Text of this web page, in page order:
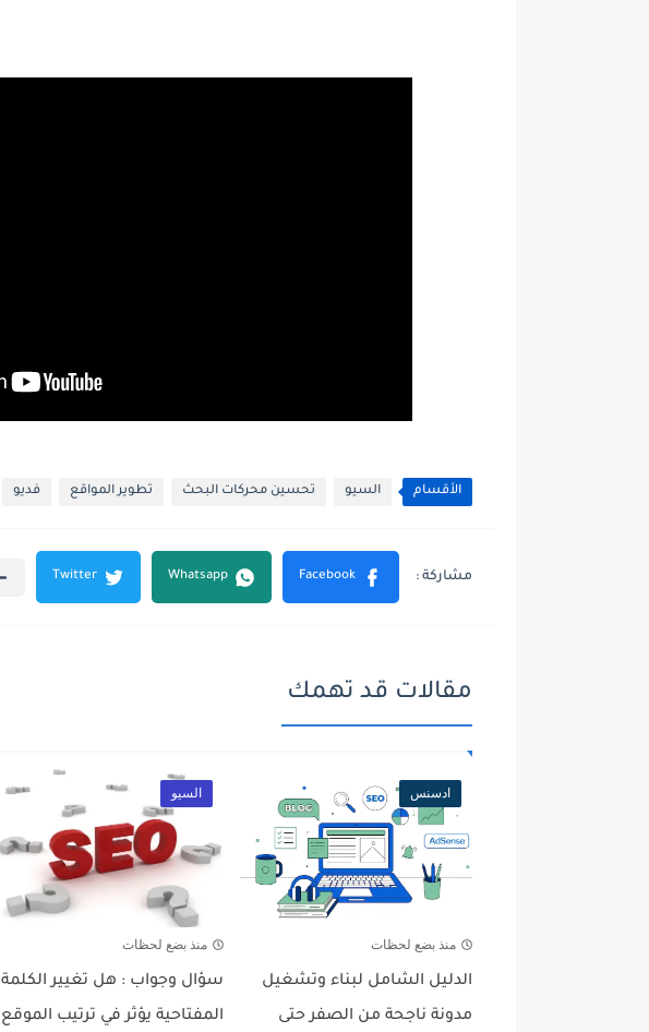
الأقسام السيو تحسين محركات البحث تطوير المواقع فديو
مقالات قد تهمك
ادسنس
منذ بضع لحظات
الدليل الشامل لبناء وتشغيل
مدونة ناجحة من الصفر حتى
السيو
منذ بضع لحظات
سؤال وجواب : هل تغيير الكلمة
المفتاحية يؤثر في ترتيب الموقع